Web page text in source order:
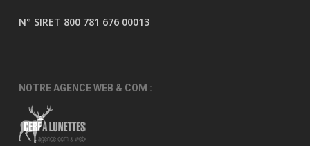
N° SIRET 800 781 676 00013
NOTRE AGENCE WEB & COM :